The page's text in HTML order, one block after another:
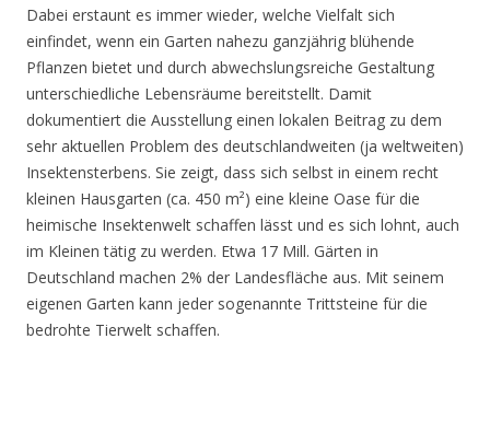
Dabei erstaunt es immer wieder, welche Vielfalt sich
einfindet, wenn ein Garten nahezu ganzjährig blühende
Pflanzen bietet und durch abwechslungsreiche Gestaltung
unterschiedliche Lebensräume bereitstellt. Damit
dokumentiert die Ausstellung einen lokalen Beitrag zu dem
sehr aktuellen Problem des deutschlandweiten (ja weltweiten)
Insektensterbens. Sie zeigt, dass sich selbst in einem recht
kleinen Hausgarten (ca. 450 m²) eine kleine Oase für die
heimische Insektenwelt schaffen lässt und es sich lohnt, auch
im Kleinen tätig zu werden. Etwa 17 Mill. Gärten in
Deutschland machen 2% der Landesfläche aus. Mit seinem
eigenen Garten kann jeder sogenannte Trittsteine für die
bedrohte Tierwelt schaffen.